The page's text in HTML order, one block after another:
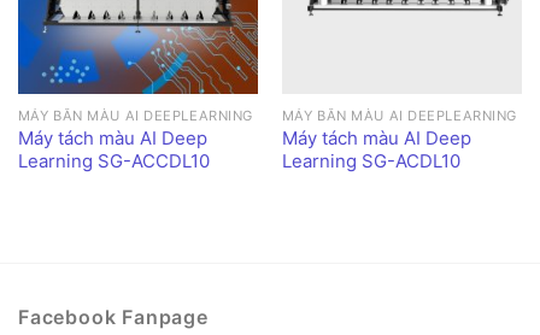
MÁY BẮN MÀU AI DEEPLEARNING
Máy tách màu AI Deep
Learning SG-ACCDL10
MÁY BẮN MÀU AI DEEPLEARNING
Máy tách màu AI Deep
Learning SG-ACDL10
Facebook Fanpage